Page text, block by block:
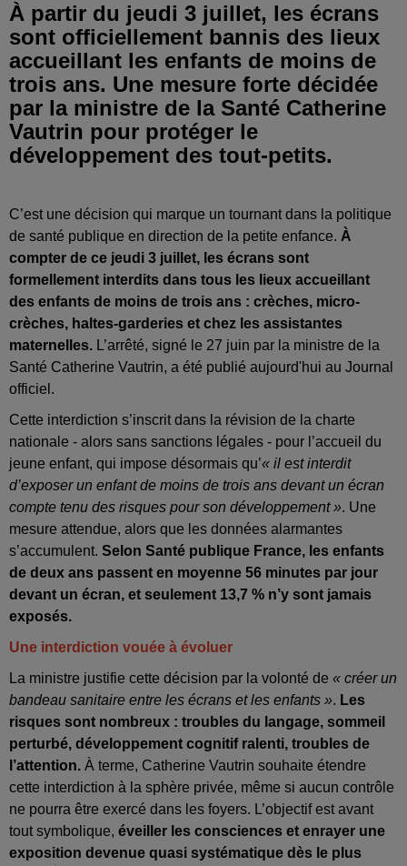
À partir du jeudi 3 juillet, les écrans
sont officiellement bannis des lieux
accueillant les enfants de moins de
trois ans. Une mesure forte décidée
par la ministre de la Santé Catherine
Vautrin pour protéger le
développement des tout-petits.
C’est une décision qui marque un tournant dans la politique
de santé publique en direction de la petite enfance. À
compter de ce jeudi 3 juillet, les écrans sont
formellement interdits dans tous les lieux accueillant
des enfants de moins de trois ans : crèches, micro-
crèches, haltes-garderies et chez les assistantes
maternelles. L’arrêté, signé le 27 juin par la ministre de la
Santé Catherine Vautrin, a été publié aujourd'hui au Journal
officiel.
Cette interdiction s’inscrit dans la révision de la charte
nationale - alors sans sanctions légales - pour l’accueil du
jeune enfant, qui impose désormais qu’« il est interdit
d’exposer un enfant de moins de trois ans devant un écran
compte tenu des risques pour son développement ». Une
mesure attendue, alors que les données alarmantes
s’accumulent. Selon Santé publique France, les enfants
de deux ans passent en moyenne 56 minutes par jour
devant un écran, et seulement 13,7 % n’y sont jamais
exposés.
Une interdiction vouée à évoluer
La ministre justifie cette décision par la volonté de « créer un
bandeau sanitaire entre les écrans et les enfants ». Les
risques sont nombreux : troubles du langage, sommeil
perturbé, développement cognitif ralenti, troubles de
l’attention. À terme, Catherine Vautrin souhaite étendre
cette interdiction à la sphère privée, même si aucun contrôle
ne pourra être exercé dans les foyers. L’objectif est avant
tout symbolique, éveiller les consciences et enrayer une
exposition devenue quasi systématique dès le plus